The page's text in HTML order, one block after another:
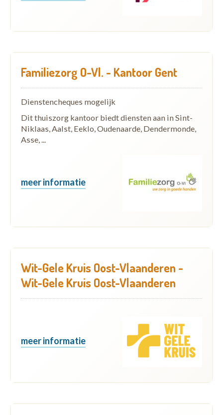
Familiezorg O-Vl. - Kantoor Gent
Dienstencheques mogelijk
Dit thuiszorg kantoor biedt diensten aan in Sint-
Niklaas, Aalst, Eeklo, Oudenaarde, Dendermonde,
Asse, ...
meer informatie
Wit-Gele Kruis Oost-Vlaanderen -
Wit-Gele Kruis Oost-Vlaanderen
meer informatie